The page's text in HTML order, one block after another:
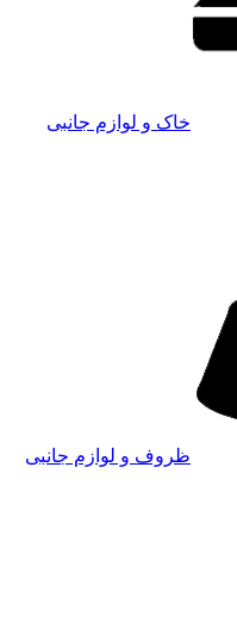
خاک و لوازم جانبی
ظروف و لوازم جانبی